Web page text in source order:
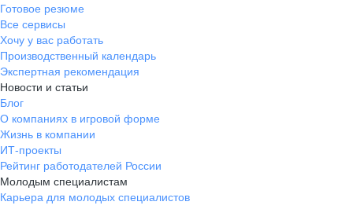
Готовое резюме
Все сервисы
Хочу у вас работать
Производственный календарь
Экспертная рекомендация
Новости и статьи
Блог
О компаниях в игровой форме
Жизнь в компании
ИТ-проекты
Рейтинг работодателей России
Молодым специалистам
Карьера для молодых специалистов